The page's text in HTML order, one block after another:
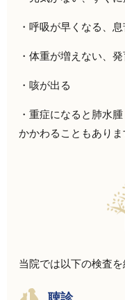
・呼吸が早くなる、
・体重が増えない、
・咳が出る
・重症になると肺水
かかわることもありま
当院では以下の検査を